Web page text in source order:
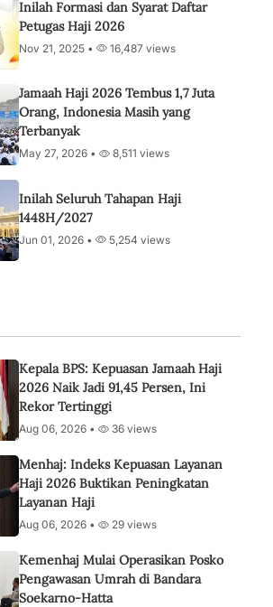
Inilah Formasi dan Syarat Daftar
Petugas Haji 2026
Nov 21, 2025 • 16,487 views
Jamaah Haji 2026 Tembus 1,7 Juta
Orang, Indonesia Masih yang
Terbanyak
May 27, 2026 • 8,511 views
Inilah Seluruh Tahapan Haji
1448H/2027
Jun 01, 2026 • 5,254 views
Kepala BPS: Kepuasan Jamaah Haji
2026 Naik Jadi 91,45 Persen, Ini
Rekor Tertinggi
Aug 06, 2026 • 36 views
Menhaj: Indeks Kepuasan Layanan
Haji 2026 Buktikan Peningkatan
Layanan Haji
Aug 06, 2026 • 29 views
Kemenhaj Mulai Operasikan Posko
Pengawasan Umrah di Bandara
Soekarno-Hatta